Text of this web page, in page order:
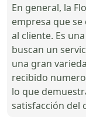
En general, la
empresa que
al cliente. Es
buscan un
una gran
recibido
lo que
satisfacción del